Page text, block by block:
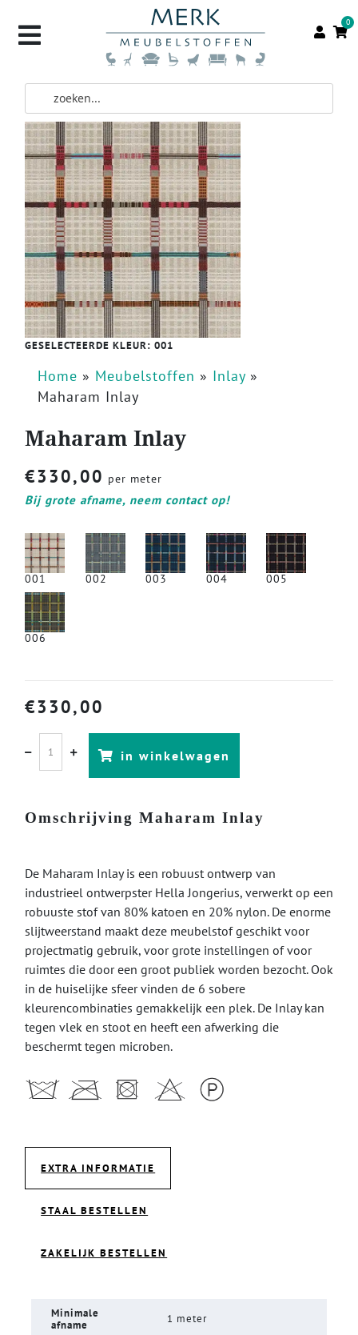
0
GESELECTEERDE KLEUR: 001
Home » Meubelstoffen » Inlay »
Maharam Inlay
Maharam Inlay
€330,00 per meter
Bij grote afname, neem contact op!
001 002 003 004 005
006
€330,00
in winkelwagen
Omschrijving Maharam Inlay
De Maharam Inlay is een robuust ontwerp van
industrieel ontwerpster Hella Jongerius, verwerkt op een
robuuste stof van 80% katoen en 20% nylon. De enorme
slijtweerstand maakt deze meubelstof geschikt voor
projectmatig gebruik, voor grote instellingen of voor
ruimtes die door een groot publiek worden bezocht. Ook
in de huiselijke sfeer vinden de 6 sobere
kleurencombinaties gemakkelijk een plek. De Inlay kan
tegen vlek en stoot en heeft een afwerking die
beschermt tegen microben.
EXTRA INFORMATIE
STAAL BESTELLEN
ZAKELIJK BESTELLEN
Minimale
afname
1 meter